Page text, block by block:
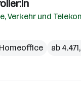
Verkehr und
Homeoffice ab